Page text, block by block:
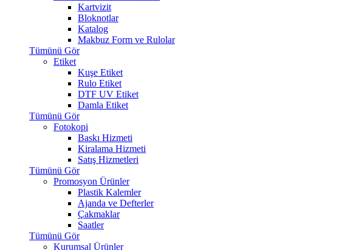
Kartvizit
Bloknotlar
Katalog
Makbuz Form ve Rulolar
Tümünü Gör
Etiket
Kuşe Etiket
Rulo Etiket
DTF UV Etiket
Damla Etiket
Tümünü Gör
Fotokopi
Baskı Hizmeti
Kiralama Hizmeti
Satış Hizmetleri
Tümünü Gör
Promosyon Ürünler
Plastik Kalemler
Ajanda ve Defterler
Çakmaklar
Saatler
Tümünü Gör
Kurumsal Ürünler